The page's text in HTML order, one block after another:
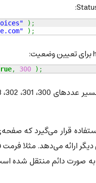
) ;
) ;
, 300 ) ;
قرار می‌گیرد که
ارائه می‌دهد. مثلا فرمت
صورت دائم منتقل شده